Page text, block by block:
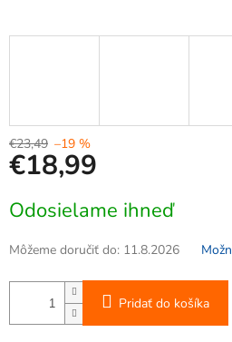
€23,49 –19 %
€18,99
cena:
Odosielame ihneď
Môžeme doručiť do: 11.8.2026
Pridať do košíka